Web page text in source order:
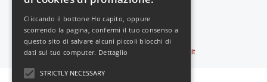
Vedi il sito in: -MOBILE
Copyright © 2000-2026 Feromoni24.it
Cliccando il bottone Ho capito, oppure
scorrendo la pagina, confermi il tuo consenso a
questo sito di salvare alcuni piccoli blocchi di
dati sul tuo computer. Dettaglio
STRICTLY NECESSARY